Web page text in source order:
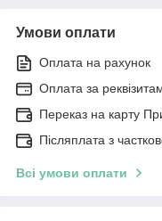
Умови оплати
Оплата на рахунок
Оплата за
Переказ на карту
Післяплата з
Всі умови оплати